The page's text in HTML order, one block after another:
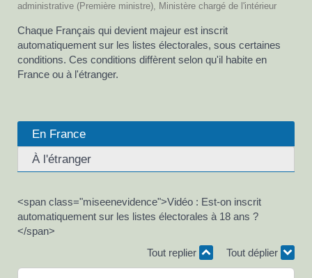
administrative (Première ministre), Ministère chargé de l'intérieur
Chaque Français qui devient majeur est inscrit
automatiquement sur les listes électorales, sous certaines
conditions. Ces conditions diffèrent selon qu'il habite en
France ou à l'étranger.
En France
À l'étranger
<span class="miseenevidence">Vidéo : Est-on inscrit
automatiquement sur les listes électorales à 18 ans ?
</span>
Tout replier
Tout déplier